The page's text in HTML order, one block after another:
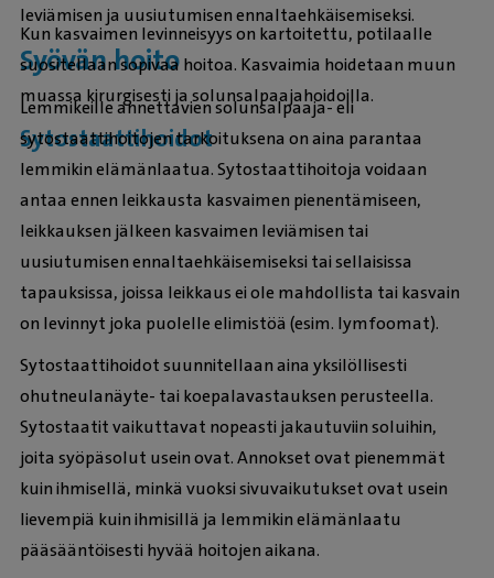
leviämisen ja uusiutumisen ennaltaehkäisemiseksi.
Syövän hoito
Kun kasvaimen levinneisyys on kartoitettu, potilaalle
suositellaan sopivaa hoitoa. Kasvaimia hoidetaan muun
muassa kirurgisesti ja solunsalpaajahoidoilla.
Sytostaattihoidot
Lemmikeille annettavien solunsalpaaja- eli
sytostaattihoitojen tarkoituksena on aina parantaa
lemmikin elämänlaatua. Sytostaattihoitoja voidaan
antaa ennen leikkausta kasvaimen pienentämiseen,
leikkauksen jälkeen kasvaimen leviämisen tai
uusiutumisen ennaltaehkäisemiseksi tai sellaisissa
tapauksissa, joissa leikkaus ei ole mahdollista tai kasvain
on levinnyt joka puolelle elimistöä (esim. lymfoomat).
Sytostaattihoidot suunnitellaan aina yksilöllisesti
ohutneulanäyte- tai koepalavastauksen perusteella.
Sytostaatit vaikuttavat nopeasti jakautuviin soluihin,
joita syöpäsolut usein ovat. Annokset ovat pienemmät
kuin ihmisellä, minkä vuoksi sivuvaikutukset ovat usein
lievempiä kuin ihmisillä ja lemmikin elämänlaatu
pääsääntöisesti hyvää hoitojen aikana.